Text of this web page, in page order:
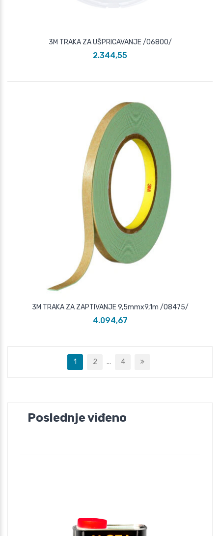
3M TRAKA ZA UŠPRICAVANJE /06800/
2.344,55
3M TRAKA ZA ZAPTIVANJE 9,5mmx9,1m /08475/
4.094,67
1 2 ... 4
Poslednje viđeno